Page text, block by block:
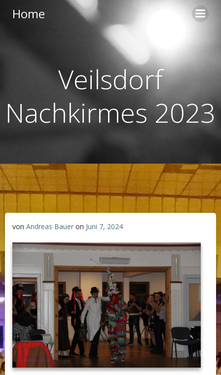
springen
Home
Veilsdorf
Nachkirmes 2023
von Andreas Bauer on Juni 7, 2024